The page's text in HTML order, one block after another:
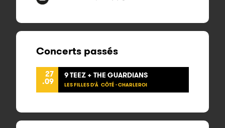
Concerts passés
27
.09
9 TEEZ + THE GUARDIANS
LES FILLES D'À CÔTÉ - CHARLEROI